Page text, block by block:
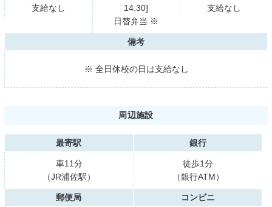
支給なし
14:30]
日替弁当 ※
支給なし
備考
※ 全日休校の日は支給なし
周辺施設
最寄駅
車11分
（JR浦佐駅）
銀行
徒歩1分
（銀行ATM）
郵便局 コンビニ